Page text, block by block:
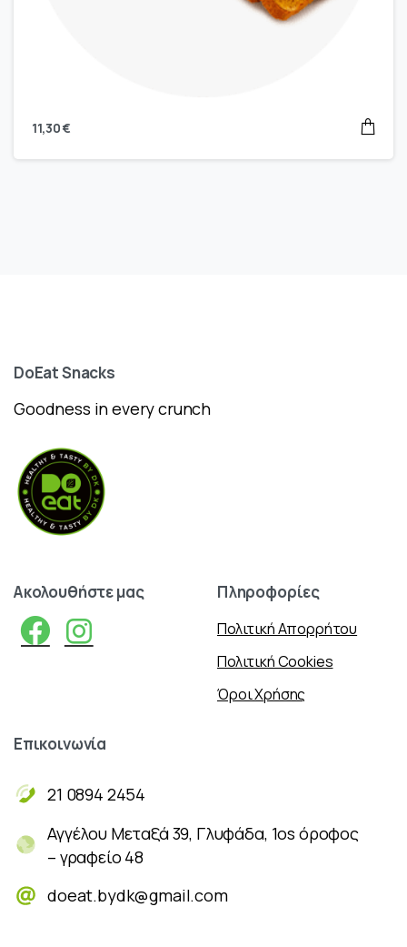
11,30€
DoEatSnacks
Goodness in every crunch
Ακολουθήστεμας Πληροφορίες
Πολιτική Απορρήτου
Πολιτική Cookies
Όροι Χρήσης
Επικοινωνία
21 0894 2454
Αγγέλου Μεταξά 39, Γλυφάδα, 1os όροφος
– γραφείο 48
doeat.bydk@gmail.com